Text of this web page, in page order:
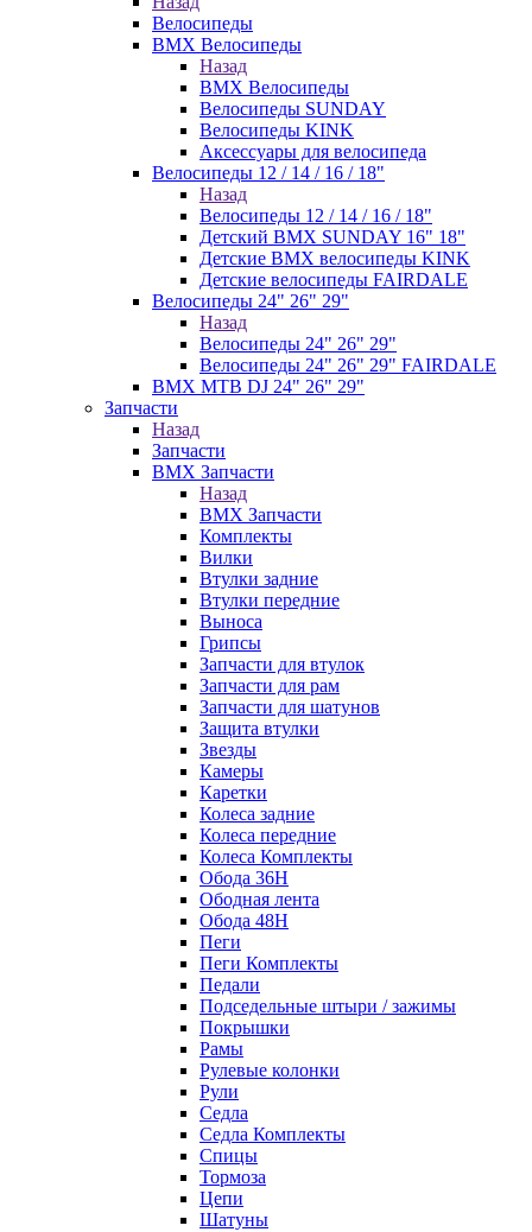
Велосипеды
BMX Велосипеды
Назад
BMX Велосипеды
Велосипеды SUNDAY
Велосипеды KINK
Аксессуары для велосипеда
Велосипеды 12 / 14 / 16 / 18"
Назад
Велосипеды 12 / 14 / 16 / 18"
Детский BMX SUNDAY 16" 18"
Детские BMX велосипеды KINK
Детские велосипеды FAIRDALE
Велосипеды 24" 26" 29"
Назад
Велосипеды 24" 26" 29"
Велосипеды 24" 26" 29" FAIRDALE
BMX MTB DJ 24" 26" 29"
Запчасти
Назад
Запчасти
BMX Запчасти
Назад
BMX Запчасти
Комплекты
Вилки
Втулки задние
Втулки передние
Выноса
Грипсы
Запчасти для втулок
Запчасти для рам
Запчасти для шатунов
Защита втулки
Звезды
Камеры
Каретки
Колеса задние
Колеса передние
Колеса Комплекты
Обода 36H
Ободная лента
Обода 48H
Пеги
Пеги Комплекты
Педали
Подседельные штыри / зажимы
Покрышки
Рамы
Рулевые колонки
Рули
Седла
Седла Комплекты
Спицы
Тормоза
Цепи
Шатуны